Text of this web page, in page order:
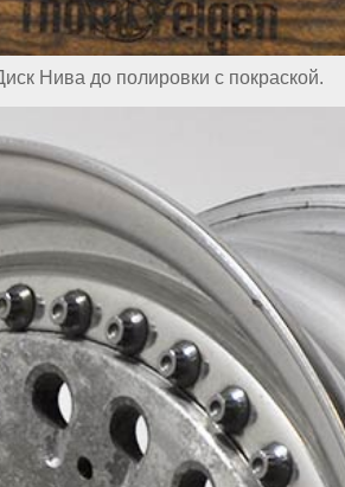
Нива до полировки с покраской.